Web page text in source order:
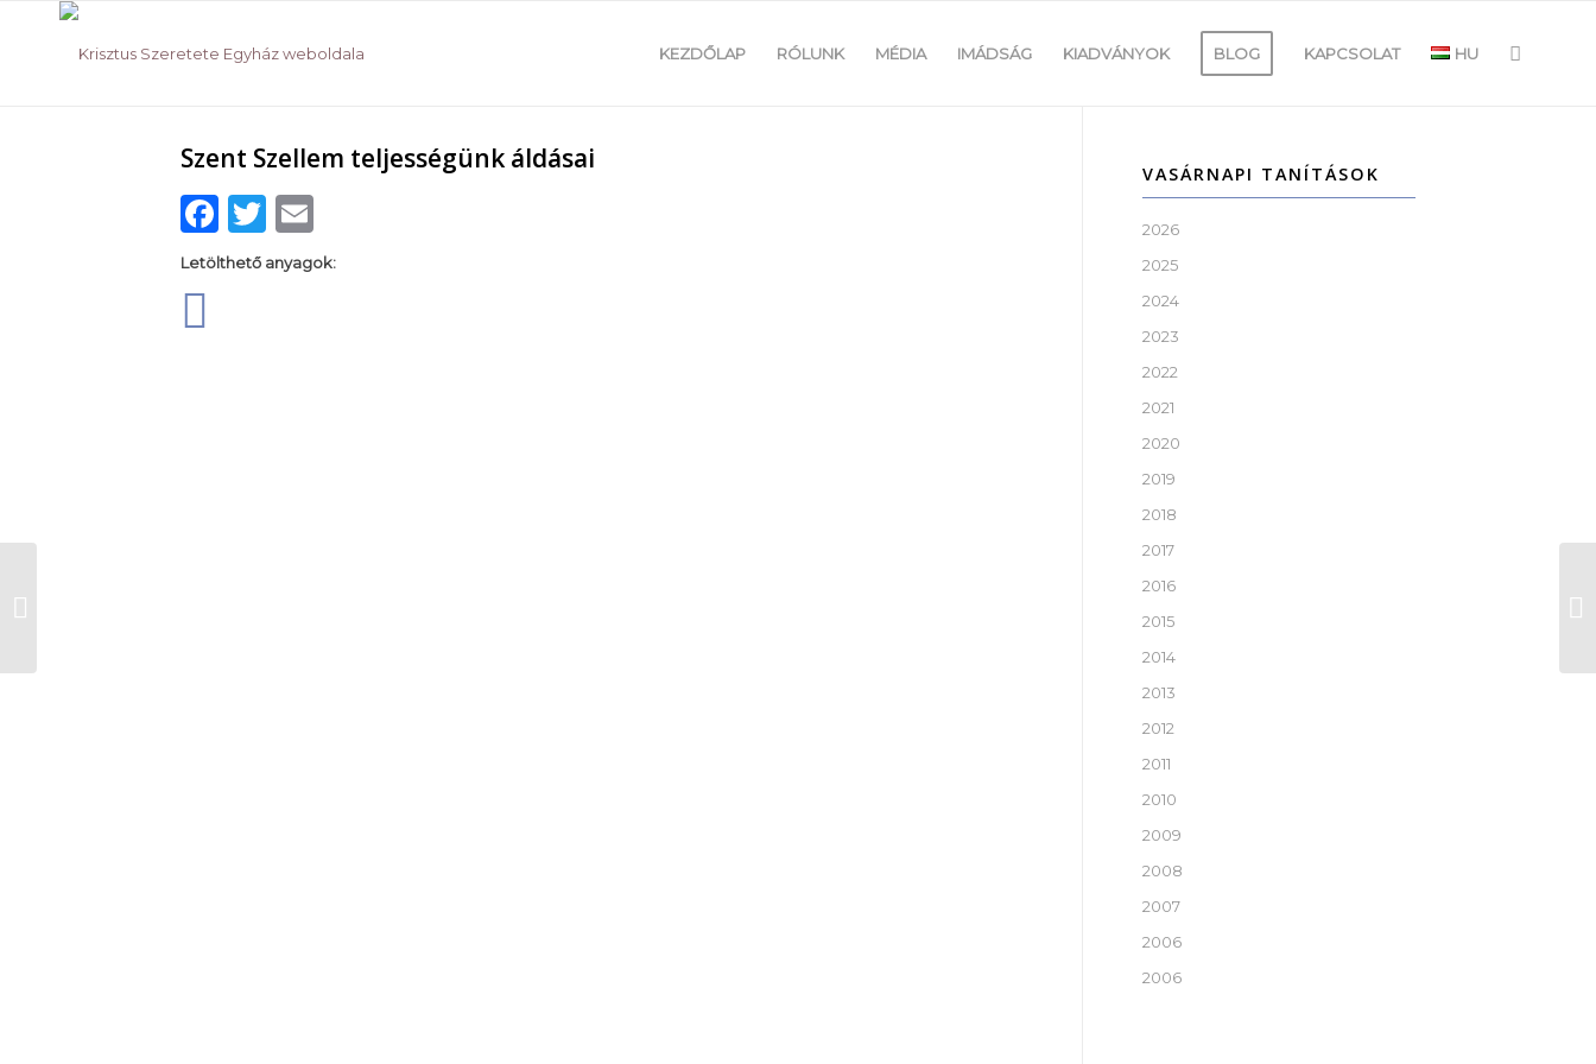
KEZDŐLAP RÓLUNK MÉDIA IMÁDSÁG KIADVÁNYOK BLOG KAPCSOLAT HU
Szent Szellem teljességünk áldásai
Facebook
Twitter
VASÁRNAPI TANÍTÁSOK
2026
2025
2024
2023
2022
2021
2020
2019
2018
2017
2016
2015
2014
2013
2012
2011
2010
2009
2008
2007
2006
2006